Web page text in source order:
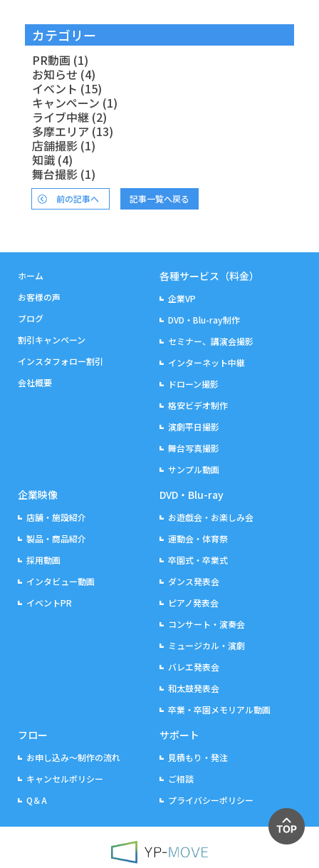
カテゴリー
PR動画 (1)
お知らせ (4)
イベント (15)
キャンペーン (1)
ライブ中継 (2)
多摩エリア (13)
店舗撮影 (1)
知識 (4)
舞台撮影 (1)
前の記事へ 記事一覧へ戻る
ホーム
お客様の声
ブログ
割引キャンペーン
インスタフォロー割引
会社概要
各種サービス（料金）
企業VP
DVD・Blu-ray制作
セミナー、講演会撮影
インターネット中継
ドローン撮影
格安ビデオ制作
演劇平日撮影
舞台写真撮影
サンプル動画
企業映像
店舗・施設紹介
製品・商品紹介
採用動画
インタビュー動画
イベントPR
DVD・Blu-ray
お遊戯会・お楽しみ会
運動会・体育祭
卒園式・卒業式
ダンス発表会
ピアノ発表会
コンサート・演奏会
ミュージカル・演劇
バレエ発表会
和太鼓発表会
卒業・卒園メモリアル動画
フロー
お申し込み～制作の流れ
キャンセルポリシー
Q＆A
サポート
見積もり・発注
ご相談
プライバシーポリシー